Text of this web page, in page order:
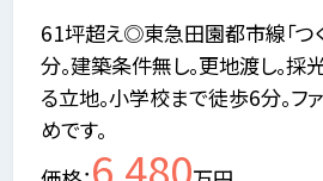
61坪超え◎東急田園都市線「つ
分。建築条件無し。更地渡し。採
る立地。小学校まで徒歩6分。フ
めです。